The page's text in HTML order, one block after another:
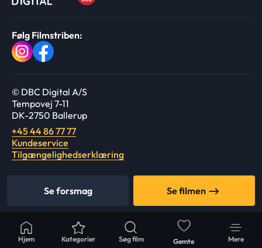
Hjem Gemte
Kategorier Søg film Mere
Se forsmag Se filmen
Følg Filmstriben:
© DBC Digital A/S
Tempovej 7-11
DK-2750 Ballerup
+45 44 86 77 77
Kundeservice
Tilgængelighedserklæring